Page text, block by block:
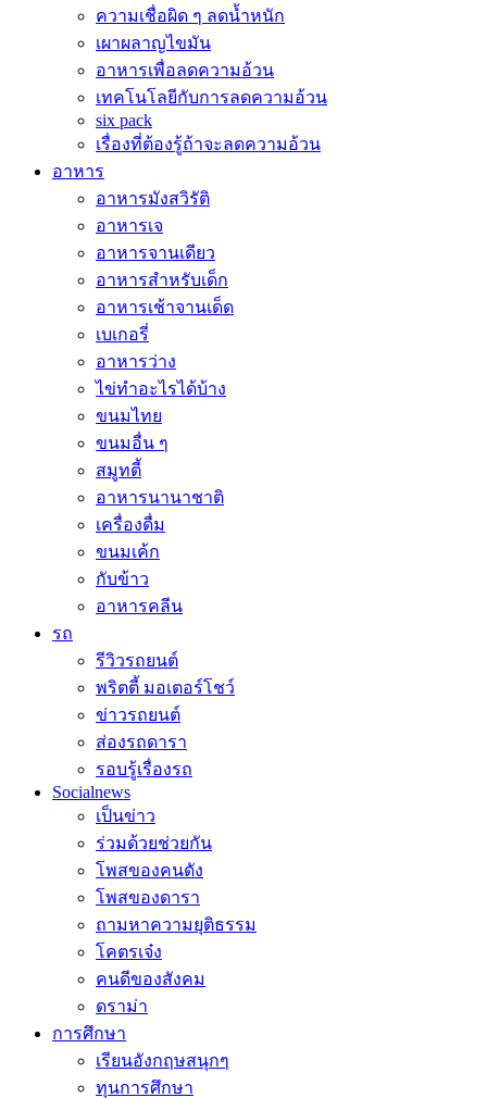
ความเชื่อผิด ๆ ลดน้ำหนัก
เผาผลาญไขมัน
อาหารเพื่อลดความอ้วน
เทคโนโลยีกับการลดความอ้วน
six pack
เรื่องที่ต้องรู้ถ้าจะลดความอ้วน
อาหาร
อาหารมังสวิรัติ
อาหารเจ
อาหารจานเดียว
อาหารสำหรับเด็ก
อาหารเช้าจานเด็ด
เบเกอรี่
อาหารว่าง
ไข่ทำอะไรได้บ้าง
ขนมไทย
ขนมอื่น ๆ
สมูทตี้
อาหารนานาชาติ
เครื่องดื่ม
ขนมเค้ก
กับข้าว
อาหารคลีน
รถ
รีวิวรถยนต์
พริตตี้ มอเตอร์โชว์
ข่าวรถยนต์
ส่องรถดารา
รอบรู้เรื่องรถ
Socialnews
เป็นข่าว
ร่วมด้วยช่วยกัน
โพสของคนดัง
โพสของดารา
ถามหาความยุติธรรม
โคตรเจ๋ง
คนดีของสังคม
ดราม่า
การศึกษา
เรียนอังกฤษสนุกๆ
ทุนการศึกษา